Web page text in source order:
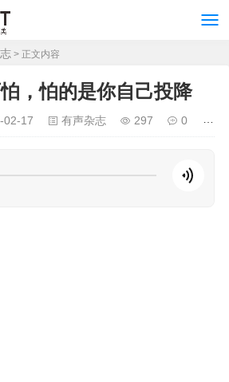
> 正文内容
，怕的是你自己投降
02-17 有声杂志 297 0